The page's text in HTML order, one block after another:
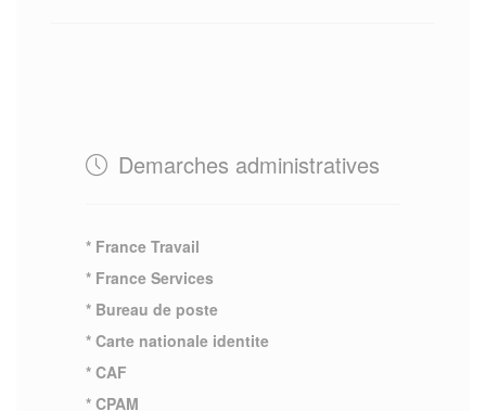
Demarches administratives
* France Travail
* France Services
* Bureau de poste
* Carte nationale identite
* CAF
* CPAM